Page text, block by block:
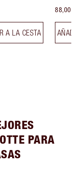
A LA CESTA
88,00 €
PARA